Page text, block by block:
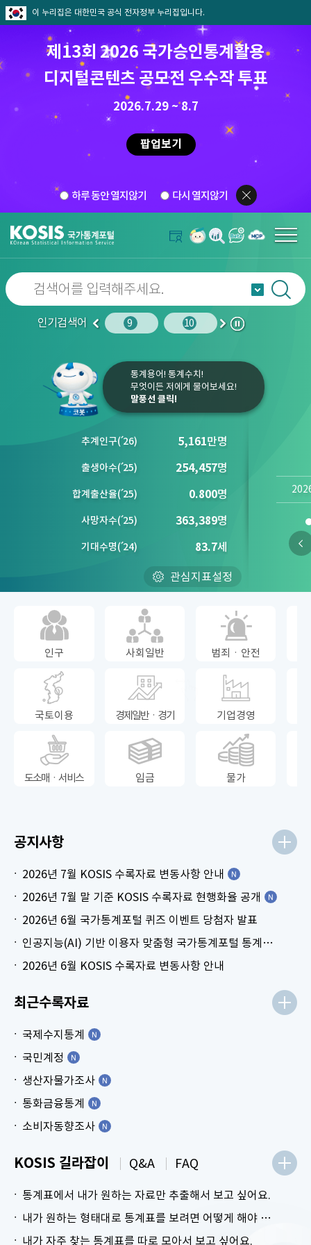
이 누리집은 대한민국 공식 전자정부 누리집입니다.
제13회 2026 국가승인통계활용
디지털콘텐츠 공모전 우수작 투표
2026.7.29 ~ 8.7
팝업보기
하루 동안 열지않기 다시 열지않기
인기검색어
이
10 청소년 9 10 1
다
정
통계용어! 통계수치!
무엇이든 저에게 물어보세요!
말풍선 클릭!
추계인구(´26) 5,161만명
출생아수(´25) 254,457명
합계출산율(´25) 0.800명
사망자수(´25) 363,389명
기대수명(´24) 83.7세
관심지표설정
인구 사회일반 범죄ㆍ안전
국토이용 경제일반ㆍ경기 기업경영
도소매ㆍ서비스 임금 물가
공지사항
2026년 7월 KOSIS 수록자료 변동사항 안내
2026년 7월 말 기준 KOSIS 수록자료 현행화율 공개
2026년 6월 국가통계포털 퀴즈 이벤트 당첨자 발표
인공지능(AI) 기반 이용자 맞춤형 국가통계포털 통계표 생성 시범 서비스 안내
2026년 6월 KOSIS 수록자료 변동사항 안내
최근수록자료
국제수지통계
국민계정
생산자물가조사
통화금융통계
소비자동향조사
KOSIS 길라잡이
통계표에서 내가 원하는 자료만 추출해서 보고 싶어요.
내가 원하는 형태대로 통계표를 보려면 어떻게 해야 하나요?
내가 자주 찾는 통계표를 따로 모아서 보고 싶어요.
Q&A FAQ